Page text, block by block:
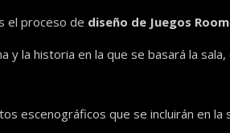
el proceso de diseño de Juegos
y la historia en la que se basará la
escenográficos que se incluirán en